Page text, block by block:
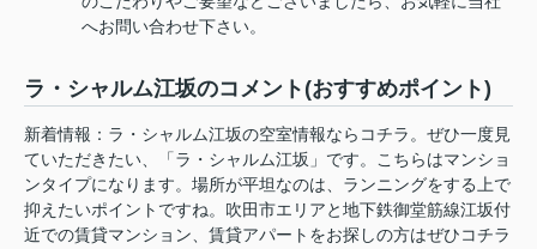
へお問い合わせ下さい。
ラ・シャルム江坂のコメント(おすすめポイント)
新着情報：ラ・シャルム江坂の空室情報ならコチラ。ぜひ一度見
ていただきたい、「ラ・シャルム江坂」です。こちらはマンショ
ンタイプになります。場所が平坦なのは、ランニングをする上で
抑えたいポイントですね。吹田市エリアと地下鉄御堂筋線江坂付
近での賃貸マンション、賃貸アパートをお探しの方はぜひコチラ